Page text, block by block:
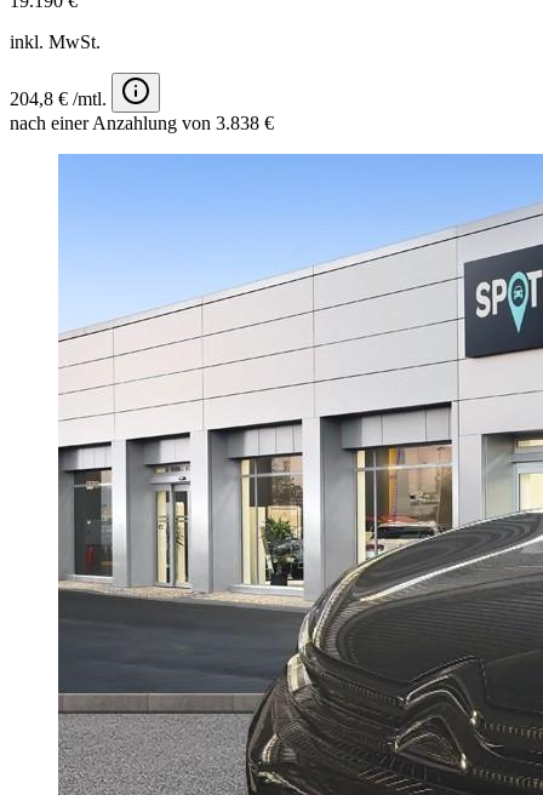
inkl. MwSt.
204,8 € /mtl.
nach einer Anzahlung von 3.838 €